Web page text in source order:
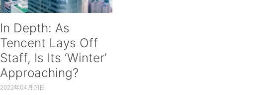
In Depth: As
Tencent Lays Off
Staff, Is Its ‘Winter’
Approaching?
2022年04月01日